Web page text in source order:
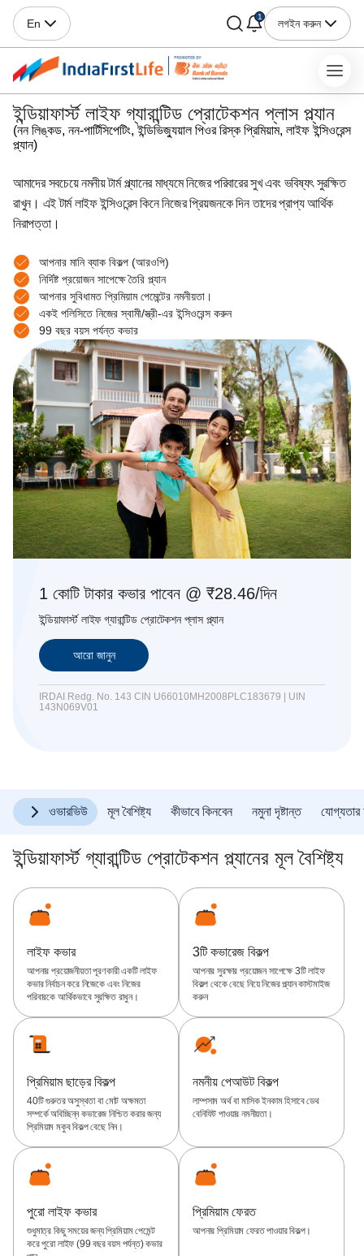
En
1 লগইন করুন
ইন্ডিয়াফার্স্ট লাইফ গ্যারান্টিড প্রোটেকশন প্লাস প্ল্যান
(নন লিঙ্কড, নন-পার্টি‌সিপেটিং, ইন্ডিভিজ্যুয়াল পিওর রিস্ক প্রিমিয়াম, লাইফ ইন্সিওরেন্স
প্ল্যান)
আমাদের সবচেয়ে নমনীয় টার্ম প্ল্যানের মাধ্যমে নিজের পরিবারের সুখ এবং ভবিষ্যৎ সুরক্ষিত
রাখুন। এই টার্ম লাইফ ইন্সিওরেন্স কিনে নিজের প্রিয়জনকে দিন তাদের প্রাপ্য আর্থিক
নিরাপত্তা।
আপনার মানি ব্যাক বিকল্প (আরওপি)
নির্দিষ্ট প্রয়োজন সাপেক্ষে তৈরি প্ল্যান
আপনার সুবিধামত প্রিমিয়াম পেমেন্টের নমনীয়তা।
একই পলিসিতে নিজের স্বামী/স্ত্রী-এর ইন্সিওরেন্স করুন
99 বছর বয়স পর্যন্ত কভার
IRDAI Redg. No. 143 CIN U66010MH2008PLC183679 | UIN
143N069V01
ইন্ডিয়াফার্স্ট লাইফ গ্যারান্টিড প্রোটেকশন প্লাস প্ল্যান
1 কোটি টাকার কভার পাবেন @ ₹28.46/দিন
আরো জানুন
ওভারভিউ মূল বৈশিষ্ট্য কীভাবে কিনবেন নমুনা দৃষ্টান্ত যোগ্যতার
ইন্ডিয়াফার্স্ট গ্যারান্টিড প্রোটেকশন প্ল্যানের মূল বৈশিষ্ট্য
লাইফ কভার
আপনার প্রয়োজনীয়তা পূরণকারী একটি লাইফ
কভার নির্বাচন করে নিজেকে এবং নিজের
পরিবারকে আর্থিকভাবে সুরক্ষিত রাখুন।
3টি কভারেজ বিকল্প
আপনার সুরক্ষার প্রয়োজন সাপেক্ষে 3টি লাইফ
বিকল্প থেকে বেছে নিয়ে নিজের প্ল্যান কাস্টমাইজ
করুন
প্রিমিয়াম ছাড়ের বিকল্প
40টি গুরুতর অসুস্থতা বা মোট অক্ষমতা
সম্পর্কে অবিচ্ছিন্ন কভারেজ নিশ্চিত করার জন্য
প্রিমিয়াম মকুব বিকল্প বেছে নিন।
নমনীয় পেআউট বিকল্প
লাম্পসাম অর্থ বা মাসিক ইনকাম হিসাবে ডেথ
বেনিফিট পাওয়ার নমনীয়তা।
পুরো লাইফ কভার
শুধুমাত্র কিছু সময়ের জন্য প্রিমিয়াম পেমেন্ট
করে পুরো লাইফ (99 বছর বয়স পর্যন্ত) কভার
প্রিমিয়াম ফেরত
আপনার প্রিমিয়াম ফেরত পাওয়ার বিকল্প।